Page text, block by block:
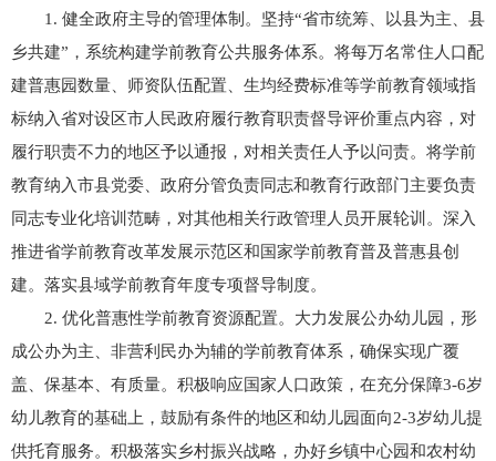
1. 健全政府主导的管理体制。坚持“省市统筹、以县为主、县
乡共建”，系统构建学前教育公共服务体系。将每万名常住人口配
建普惠园数量、师资队伍配置、生均经费标准等学前教育领域指
标纳入省对设区市人民政府履行教育职责督导评价重点内容，对
履行职责不力的地区予以通报，对相关责任人予以问责。将学前
教育纳入市县党委、政府分管负责同志和教育行政部门主要负责
同志专业化培训范畴，对其他相关行政管理人员开展轮训。深入
推进省学前教育改革发展示范区和国家学前教育普及普惠县创
建。落实县域学前教育年度专项督导制度。
2. 优化普惠性学前教育资源配置。大力发展公办幼儿园，形
成公办为主、非营利民办为辅的学前教育体系，确保实现广覆
盖、保基本、有质量。积极响应国家人口政策，在充分保障3-6岁
幼儿教育的基础上，鼓励有条件的地区和幼儿园面向2-3岁幼儿提
供托育服务。积极落实乡村振兴战略，办好乡镇中心园和农村幼